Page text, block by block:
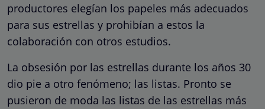
productores elegían los papeles más adecuados
para sus estrellas y prohibían a estos la
colaboración con otros estudios.
La obsesión por las estrellas durante los años 30
dio pie a otro fenómeno; las listas. Pronto se
pusieron de moda las listas de las estrellas más